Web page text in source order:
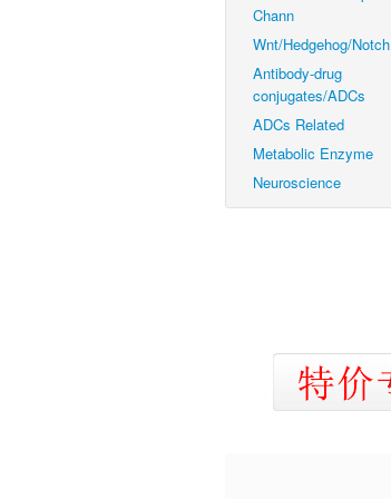
Chann
Wnt/Hedgehog/Notch
Antibody-drug
conjugates/ADCs
ADCs Related
Metabolic Enzyme
Neuroscience